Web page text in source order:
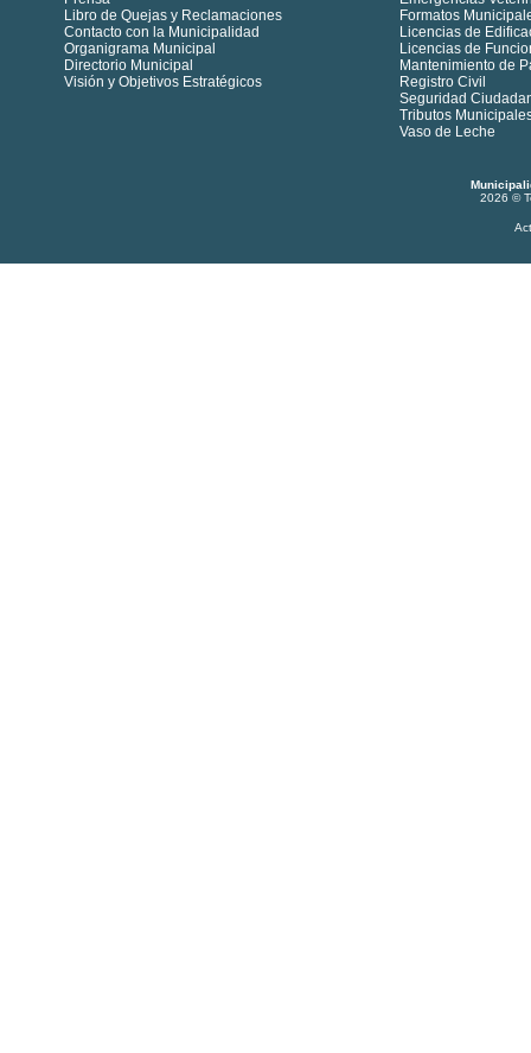
Libro de Quejas y Reclamaciones
Contacto con la Municipalidad
Organigrama Municipal
Directorio Municipal
Visión y Objetivos Estratégicos
Formatos
Licencias de
Licencias de
Mantenimiento de
Registro Civil
Seguridad
Tributos
Vaso de Leche
2026 ©